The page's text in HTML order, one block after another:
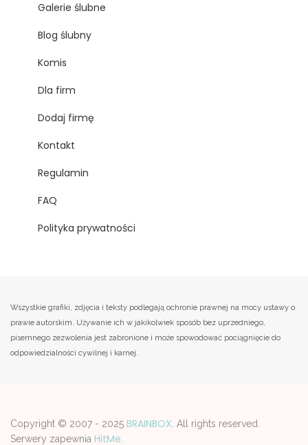
Galerie ślubne
Blog ślubny
Komis
Dla firm
Dodaj firmę
Kontakt
Regulamin
FAQ
Polityka prywatności
Wszystkie grafiki, zdjęcia i teksty podlegają ochronie prawnej na mocy ustawy o
prawie autorskim. Używanie ich w jakikolwiek sposób bez uprzedniego,
pisemnego zezwolenia jest zabronione i może spowodować pociągnięcie do
odpowiedzialności cywilnej i karnej.
Copyright © 2007 - 2025 BRAINBOX. All rights reserved.
Serwery zapewnia HitMe.